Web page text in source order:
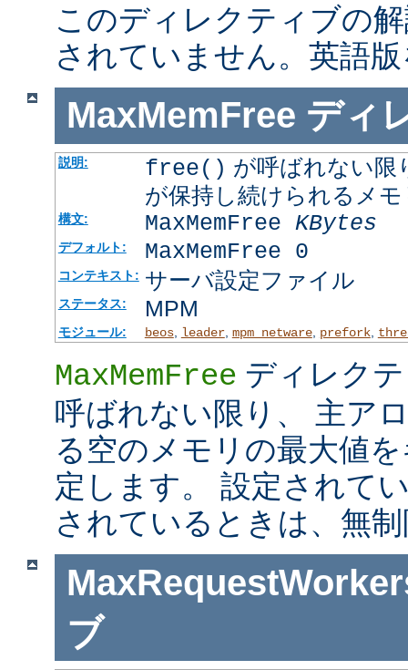
このディレクティブの
されていません。英語
MaxMemFree ディ
説明: free() が呼ばれない限
が保持し続けられるメ
構文: MaxMemFree KBytes
デフォルト: MaxMemFree 0
コンテキスト: サーバ設定ファイル
ステータス: MPM
モジュール: beos, leader, mpm_netware, prefork,
MaxMemFree ディレク
呼ばれない限り、 主ア
る空のメモリの最大値
定します。 設定されて
されているときは、無
ブ